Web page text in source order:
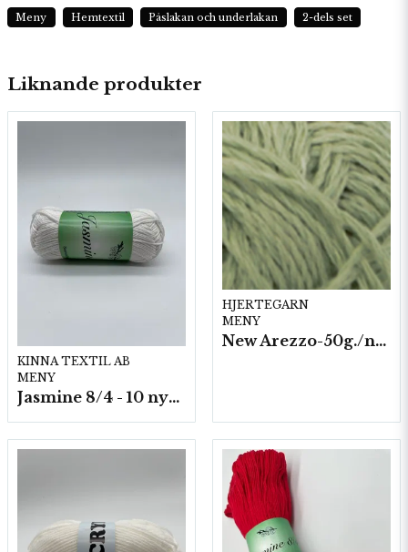
Liknande produkter
KINNA TEXTIL AB
MENY
Jasmine 8/4 - 10 nystan a50g./fp.
HJERTEGARN
MENY
New Arezzo-50g./nyst. 10 st/fp.
Meny Hemtextil Påslakan och underlakan 2-dels set